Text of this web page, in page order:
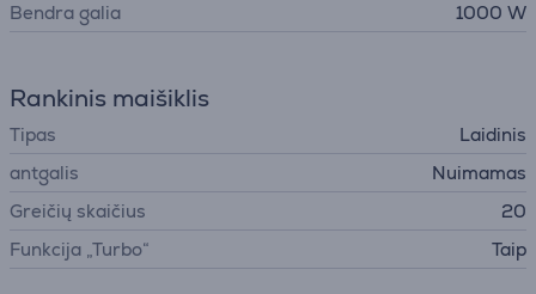
Bendra galia 1000 W
Rankinis maišiklis
Tipas
Laidinis
antgalis
Nuimamas
Greičių skaičius
20
Funkcija „Turbo“
Taip